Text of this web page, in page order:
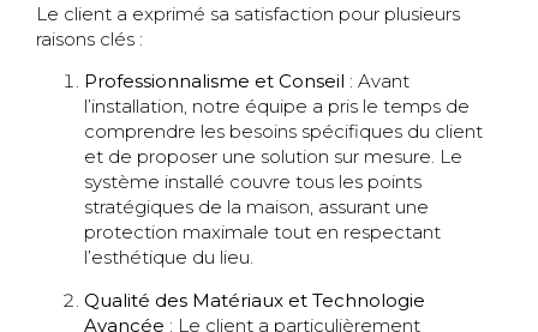
Le client a exprimé sa satisfaction pour plusieurs
raisons clés :
Professionnalisme et Conseil : Avant
l’installation, notre équipe a pris le temps de
comprendre les besoins spécifiques du client
et de proposer une solution sur mesure. Le
système installé couvre tous les points
stratégiques de la maison, assurant une
protection maximale tout en respectant
l’esthétique du lieu.
Qualité des Matériaux et Technologie
Avancée : Le client a particulièrement